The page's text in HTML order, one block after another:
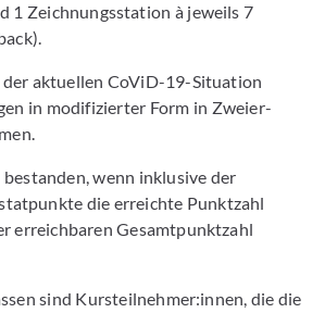
1 Zeichnungsstation à jeweils 7
aktuellen CoViD-19-Situation
in modifizierter Form in Zweier-
wenn inklusive der
die erreichte Punktzahl
erreichbaren Gesamtpunktzahl
sind Kursteilnehmer:innen, die die